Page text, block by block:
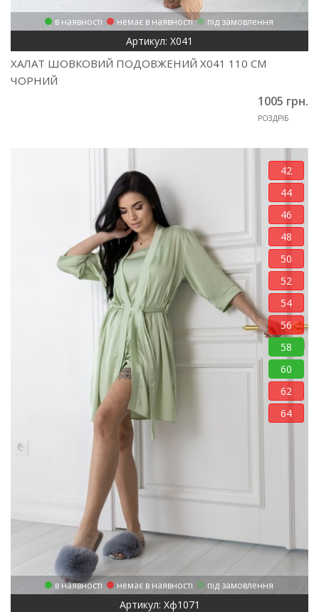
в наявності немає в наявності під замовлення
Артикул: Х041
ХАЛАТ ШОВКОВИЙ ПОДОВЖЕНИЙ Х041 110 СМ
ЧОРНИЙ
1005 грн.
РОЗДРІБ
42
44
46
48
50
52
54
56
58
60
62
64
в наявності немає в наявності під замовлення
Артикул: Хф1071